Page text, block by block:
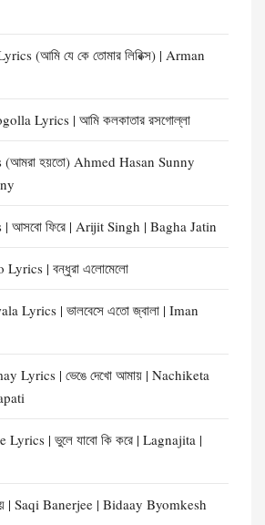
(আমি যে কে তোমার লিরিক্স) | Arman
Lyrics | আমি কলকাতার রসগোল্লা
হয়তো) Ahmed Hasan Sunny
আসবো ফিরে | Arijit Singh | Bagha Jatin
| বন্ধুরা এলোমেলো
Lyrics | ভালবেসে এতো জ্বালা | Iman
Lyrics | ভেঙে দেখো আমায় | Nachiketa
| ভুলে যাবো কি করে | Lagnajita |
| Saqi Banerjee | Bidaay Byomkesh